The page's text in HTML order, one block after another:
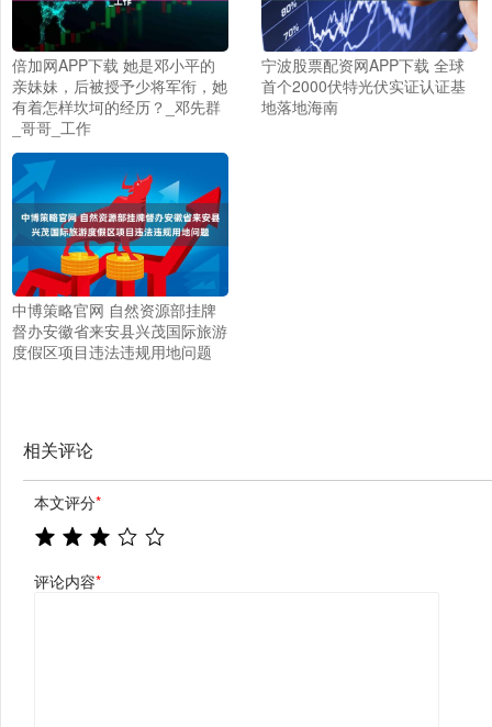
倍加网APP下载 她是邓小平的
亲妹妹，后被授予少将军衔，她
有着怎样坎坷的经历？_邓先群
_哥哥_工作
宁波股票配资网APP下载 全球
首个2000伏特光伏实证认证基
地落地海南
中博策略官网 自然资源部挂牌
督办安徽省来安县兴茂国际旅游
度假区项目违法违规用地问题
相关评论
本文评分*
评论内容*